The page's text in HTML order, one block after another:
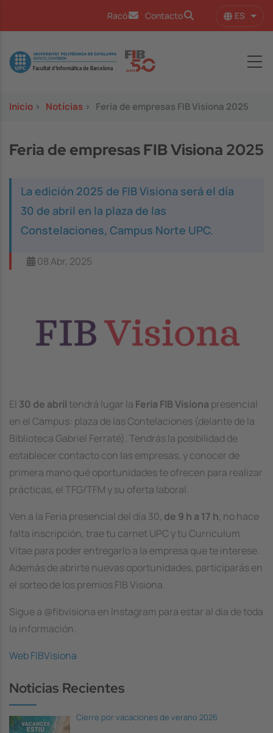
Racó Contacto ES
Image
Inicio > Notícias > Feria de empresas FIB Visiona 2025
Feria de empresas FIB Visiona 2025
La edición 2025 de FIB Visiona será el día
30 de abril en la plaza de las
Constelaciones, Campus Norte UPC.
08 Abr, 2025
El 30 de abril tendrá lugar la Feria FIB Visiona presencial
en el Campus: plaza de las Contelaciones (delante de la
Biblioteca Gabriel Ferraté). Tendrás la posibilidad de
establecer contacto con las empresas, y conocer de
primera mano qué oportunidades te ofrecen para realizar
prácticas, el TFG/TFM y su oferta laboral.
Ven a la Feria presencial del día 30, de 9 h a 17 h, no hace
falta inscripción, trae tu carnet UPC y tu Curriculum
Vitae para poder entregarlo a la empresa que te interese.
Además de abrirte nuevas oportunidades, participarás en
el sorteo de los premios FIB Visiona.
Sigue a @fibvisiona en Instagram para estar al día de toda
la información.
Web FIBVisiona
Noticias Recientes
Cierre por vacaciones de verano 2026